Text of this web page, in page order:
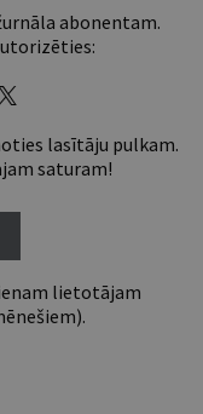
abonentam.
lasītāju pulkam.
saturam!
lietotājam